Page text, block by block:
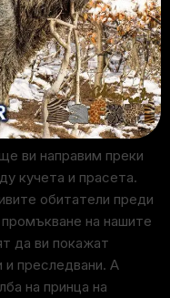
ви направим преки
кучета и прасета.
обитатели преди
на нашите
да ви покажат
и преследвани. А
на принца на